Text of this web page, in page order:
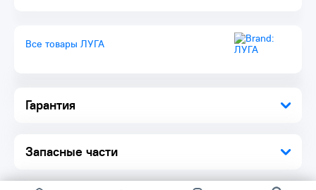
Гарантия
Запасные части
характеристиках товара.
Все товары ЛУГА